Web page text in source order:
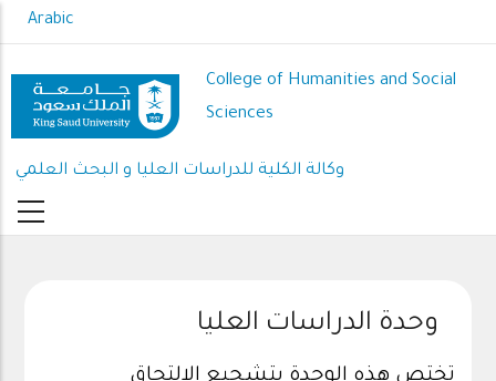
to
content
Arabic
College of Humanities and Social
Sciences
وكالة الكلية للدراسات العليا و البحث العلمي
وحدة الدراسات العليا
تختص هذه الوحدة بتشجيع الالتحاق